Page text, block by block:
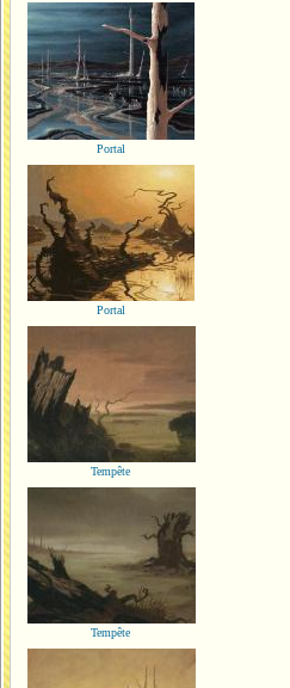
Portal
Portal
Tempête
Tempête